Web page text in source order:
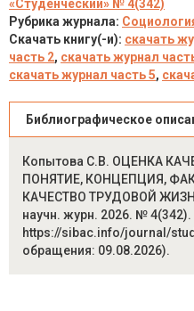
«Студенческий» № 4(342)
Рубрика журнала:
Скачать книгу(-и): скачать
часть 2, скачать журнал
скачать журнал часть 5,
Библиографическое
Копытова С.В. ОЦЕНКА
ПОНЯТИЕ, КОНЦЕПЦИЯ,
КАЧЕСТВО ТРУДОВОЙ
научн. журн. 2026. № 4(342).
https://sibac.info/journal/
обращения: 09.08.2026).